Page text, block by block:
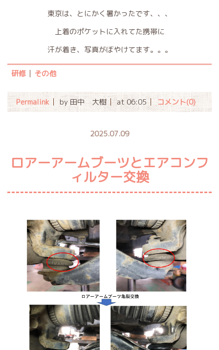
東京は、とにかく暑かったです、、、
上着のポケットに入れてた携帯に
汗が着き、写真がぼやけてます。。。
研修 その他
Permalink by 田中 大樹 at 06:05 コメント(0)
2025.07.09
ロアーアームブーツとエアコンフ
ィルター交換